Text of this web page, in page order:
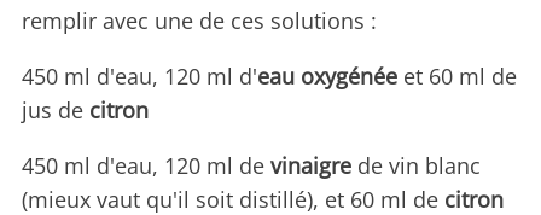
remplir avec une de ces solutions :
450 ml d'eau, 120 ml d'eau oxygénée et 60 ml de
jus de citron
450 ml d'eau, 120 ml de vinaigre de vin blanc
(mieux vaut qu'il soit distillé), et 60 ml de citron